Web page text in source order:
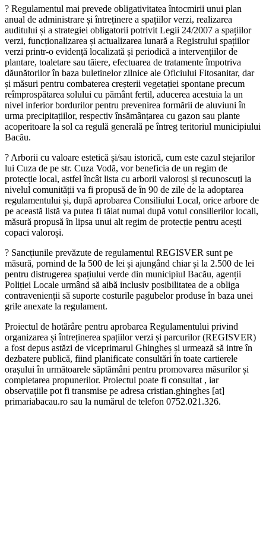
?️ Regulamentul mai prevede obligativitatea întocmirii unui plan
anual de administrare și întreținere a spațiilor verzi, realizarea
auditului și a strategiei obligatorii potrivit Legii 24/2007 a spațiilor
verzi, funcționalizarea și actualizarea lunară a Registrului spațiilor
verzi printr-o evidență localizată și periodică a intervențiilor de
plantare, toaletare sau tăiere, efectuarea de tratamente împotriva
dăunătorilor în baza buletinelor zilnice ale Oficiului Fitosanitar, dar
și măsuri pentru combaterea creșterii vegetației spontane precum
reîmprospătarea solului cu pământ fertil, aducerea acestuia la un
nivel inferior bordurilor pentru prevenirea formării de aluviuni în
urma precipitațiilor, respectiv însămânțarea cu gazon sau plante
acoperitoare la sol ca regulă generală pe întreg teritoriul municipiului
Bacău.
? Arborii cu valoare estetică și/sau istorică, cum este cazul stejarilor
lui Cuza de pe str. Cuza Vodă, vor beneficia de un regim de
protecție local, astfel încât lista cu arborii valoroși și recunoscuți la
nivelul comunității va fi propusă de în 90 de zile de la adoptarea
regulamentului și, după aprobarea Consiliului Local, orice arbore de
pe această listă va putea fi tăiat numai după votul consilierilor locali,
măsură propusă în lipsa unui alt regim de protecție pentru acești
copaci valoroși.
? Sancțiunile prevăzute de regulamentul REGISVER sunt pe
măsură, pornind de la 500 de lei și ajungând chiar și la 2.500 de lei
pentru distrugerea spațiului verde din municipiul Bacău, agenții
Poliției Locale urmând să aibă inclusiv posibilitatea de a obliga
contravenienții să suporte costurile pagubelor produse în baza unei
grile anexate la regulament.
Proiectul de hotărâre pentru aprobarea Regulamentului privind
organizarea și întreținerea spațiilor verzi și parcurilor (REGISVER)
a fost depus astăzi de viceprimarul Ghingheș și urmează să intre în
dezbatere publică, fiind planificate consultări în toate cartierele
orașului în următoarele săptămâni pentru promovarea măsurilor și
completarea propunerilor. Proiectul poate fi consultat , iar
observațiile pot fi transmise pe adresa cristian.ghinghes [at]
primariabacau.ro sau la numărul de telefon 0752.021.326.